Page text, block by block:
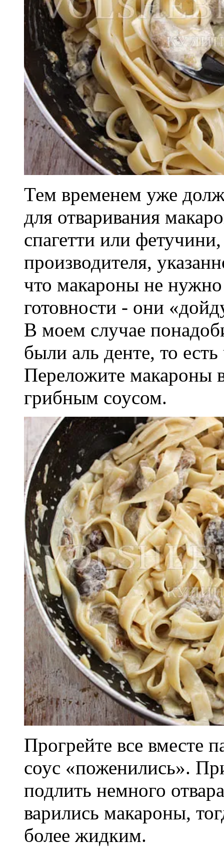
Тем временем уже
для отваривания
спагетти или
производителя,
что макароны не
готовности - они
В моем случае
были аль денте, то
Переложите макароны
грибным соусом.
Прогрейте все вместе
соус «поженились».
подлить немного
варились макароны,
более жидким.